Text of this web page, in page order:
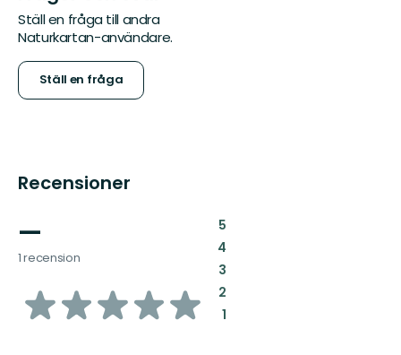
Ställ en fråga till andra
Naturkartan-användare.
Ställ en fråga
Recensioner
—
1 recension
av
5:
4:
3:
2:
1: